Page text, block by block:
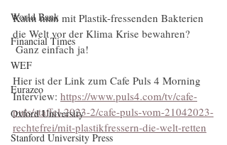
World Bank
Financial Times
WEF
Eurazeo
Oxford University
Stanford University Press
Kann man mit Plastik-fressenden Bakterien
die Welt vor der Klima Krise bewahren?
Ganz einfach ja!
Hier ist der Link zum Cafe Puls 4 Morning
Interview: https://www.puls4.com/tv/cafe-
puls/staffel-2023-2/cafe-puls-vom-21042023-
rechtefrei/mit-plastikfressern-die-welt-retten